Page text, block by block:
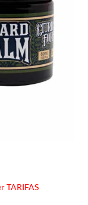
TARIFAS